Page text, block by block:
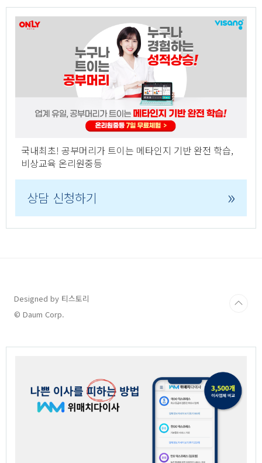
국내최초! 공부머리가 트이는 메타인지 기반 완전 학습,
비상교육 온리원중등
상담 신청하기 »
Designed by 티스토리
© Daum Corp.